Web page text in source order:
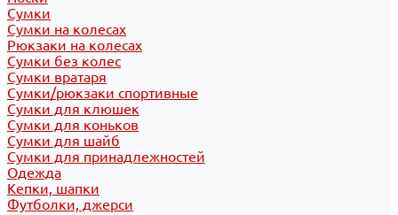
Сумки
Сумки на колесах
Рюкзаки на колесах
Сумки без колес
Сумки вратаря
Сумки/рюкзаки спортивные
Сумки для клюшек
Сумки для коньков
Сумки для шайб
Сумки для принадлежностей
Одежда
Кепки, шапки
Футболки, джерси